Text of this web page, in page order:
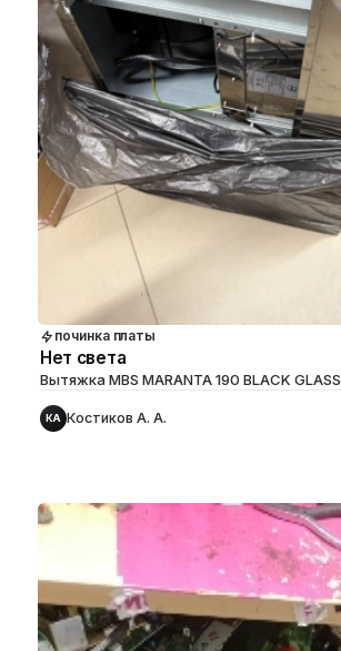
починка платы
Нет света
Вытяжка MBS MARANTA 190 BLACK GLASS
КА Костиков А. А.